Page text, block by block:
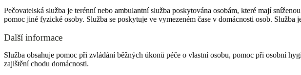
Pečovatelská služba je terénní nebo ambulantní služba poskytována osobám, které mají
pomoc jiné fyzické osoby. Služba se poskytuje ve vymezeném čase v domácnosti osob. Služba
Další informace
Služba obsahuje pomoc při zvládání běžných úkonů péče o vlastní osobu, pomoc při osobní
zajištění chodu domácnosti.